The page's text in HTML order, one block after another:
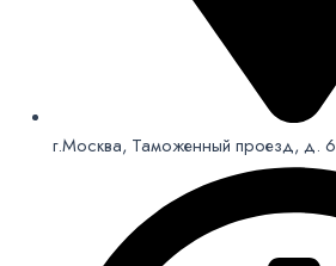
г.Москва, Таможенный проезд, д. 6